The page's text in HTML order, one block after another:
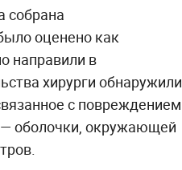
собрана
оценено как
направили в
хирурги обнаружили
с повреждением
— оболочки, окружающей